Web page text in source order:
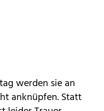
werden sie an
anknüpfen. Statt